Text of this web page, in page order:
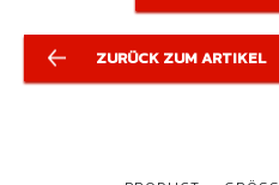
ZURÜCK ZUM ARTIKEL